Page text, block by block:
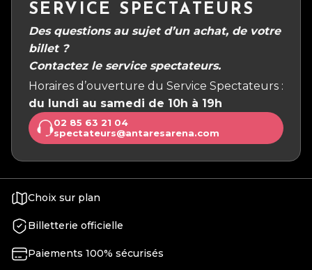
SERVICE SPECTATEURS
Des questions au sujet d’un achat, de votre
billet ?
Contactez le service spectateurs.
Horaires d’ouverture du Service Spectateurs :
du lundi au samedi de 10h à 19h
02 85 63 21 04
spectateurs@antaresarena.com
Choix sur plan
Billetterie officielle
Paiements 100% sécurisés